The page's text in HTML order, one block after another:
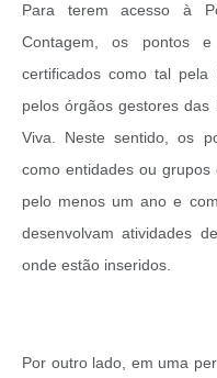
Para terem acesso à
Contagem, os pontos
certificados como tal pela
pelos órgãos gestores
Viva. Neste sentido, os
como entidades ou grupos
pelo menos um ano e
desenvolvam atividades
onde estão inseridos.
Por outro lado, em uma